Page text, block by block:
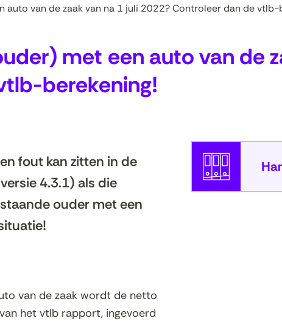
nzoek?
auto van de zaak van na 1 juli 2022? Controleer dan de vtlb-
met een auto van de
berekening!
fout kan zitten in de
4.3.1) als die
ouder met een
van de zaak wordt de netto
het vtlb rapport, ingevoerd